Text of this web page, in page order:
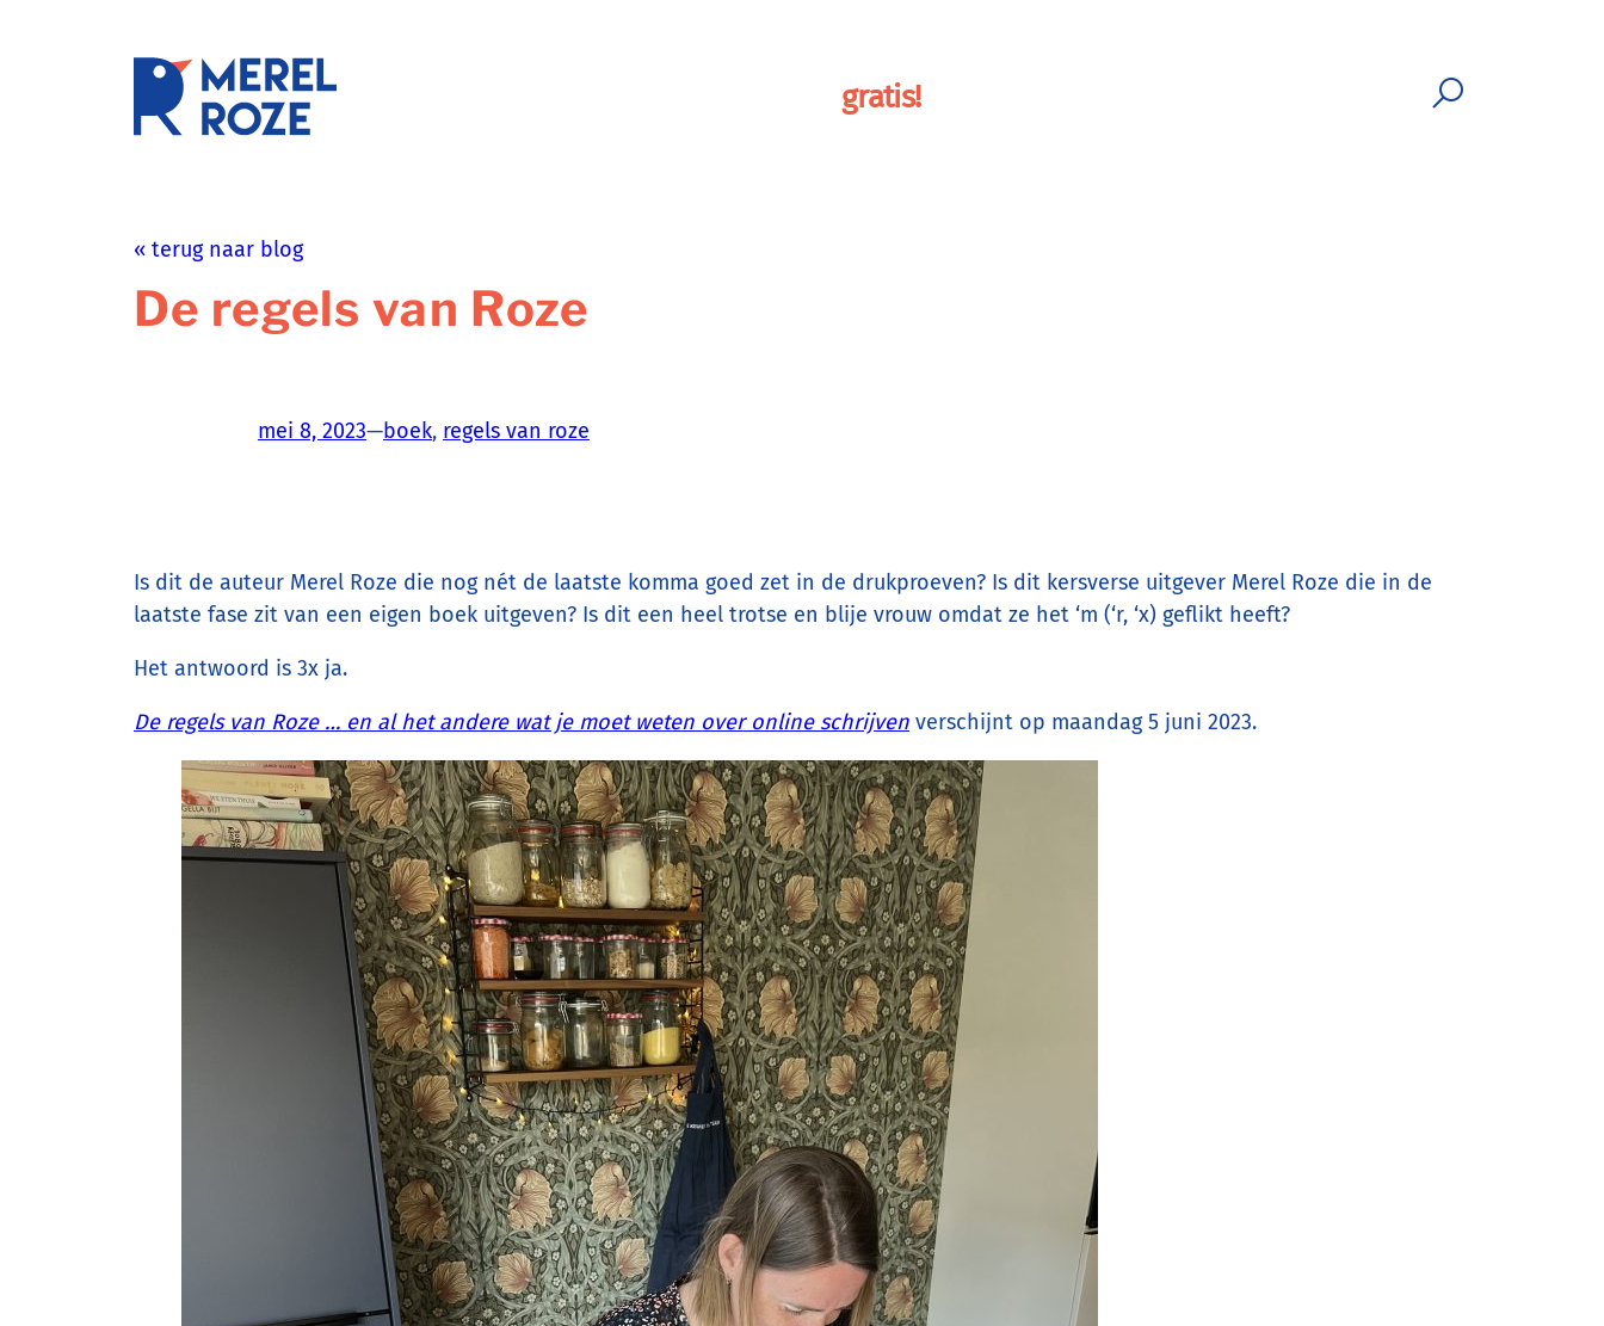
gratis!
« terug naar blog
De regels van Roze
mei 8, 2023—boek, regels van roze
Is dit de auteur Merel Roze die nog nét de laatste komma goed zet in de drukproeven? Is dit kersverse uitgever Merel Roze die in de
laatste fase zit van een eigen boek uitgeven? Is dit een heel trotse en blije vrouw omdat ze het ‘m (‘r, ‘x) geflikt heeft?
Het antwoord is 3x ja.
De regels van Roze … en al het andere wat je moet weten over online schrijven verschijnt op maandag 5 juni 2023.